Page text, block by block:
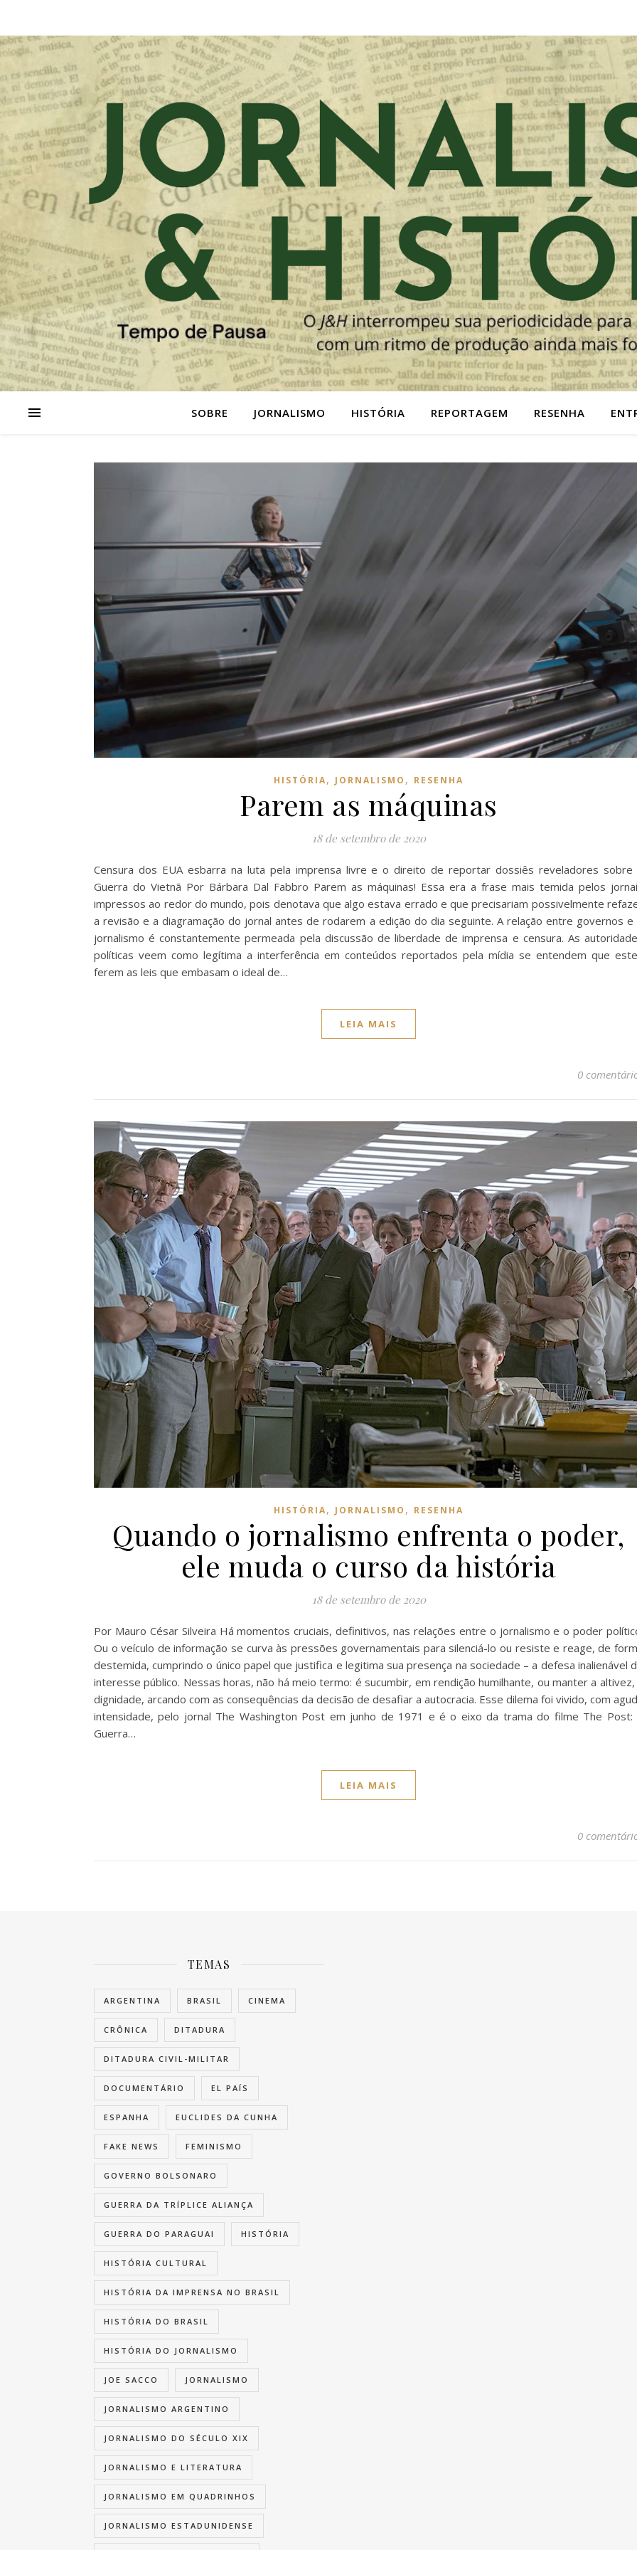
SOBRE JORNALISMO HISTÓRIA REPORTAGEM RESENHA
HISTÓRIA, JORNALISMO , RESENHA
Parem as máquinas
18 de setembro de 2020
Censura dos EUA esbarra na luta pela imprensa livre e o direito de reportar dossiês reveladores sobre
Guerra do Vietnã Por Bárbara Dal Fabbro Parem as máquinas! Essa era a frase mais temida pelos
impressos ao redor do mundo, pois denotava que algo estava errado e que precisariam possivelmente
a revisão e a diagramação do jornal antes de rodarem a edição do dia seguinte. A relação entre governos e
jornalismo é constantemente permeada pela discussão de liberdade de imprensa e censura. As
políticas veem como legítima a interferência em conteúdos reportados pela mídia se entendem que
ferem as leis que embasam o ideal de…
LEIA MAIS
0
HISTÓRIA, JORNALISMO , RESENHA
Quando o jornalismo enfrenta o poder,
ele muda o curso da história
18 de setembro de 2020
Por Mauro César Silveira Há momentos cruciais, definitivos, nas relações entre o jornalismo e o poder
Ou o veículo de informação se curva às pressões governamentais para silenciá-lo ou resiste e reage, de
destemida, cumprindo o único papel que justifica e legitima sua presença na sociedade – a defesa inalienável
interesse público. Nessas horas, não há meio termo: é sucumbir, em rendição humilhante, ou manter a altivez,
dignidade, arcando com as consequências da decisão de desafiar a autocracia. Esse dilema foi vivido, com
intensidade, pelo jornal The Washington Post em junho de 1971 e é o eixo da trama do filme The Post:
Guerra…
LEIA MAIS
0
TEMAS
ARGENTINA BRASIL CINEMA
CRÔNICA DITADURA
DITADURA CIVIL-MILITAR
DOCUMENTÁRIO EL PAÍS
ESPANHA EUCLIDES DA CUNHA
FAKE NEWS FEMINISMO
GOVERNO BOLSONARO
GUERRA DA TRÍPLICE ALIANÇA
GUERRA DO PARAGUAI HISTÓRIA
HISTÓRIA CULTURAL
HISTÓRIA DA IMPRENSA NO BRASIL
HISTÓRIA DO BRASIL
HISTÓRIA DO JORNALISMO
JOE SACCO JORNALISMO
JORNALISMO ARGENTINO
JORNALISMO DO SÉCULO XIX
JORNALISMO E LITERATURA
JORNALISMO EM QUADRINHOS
JORNALISMO ESTADUNIDENSE